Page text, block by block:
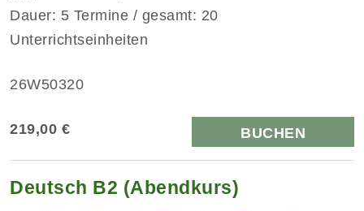
Dauer: 5 Termine / gesamt: 20
Unterrichtseinheiten
26W50320
219,00 € BUCHEN
Deutsch B2 (Abendkurs)